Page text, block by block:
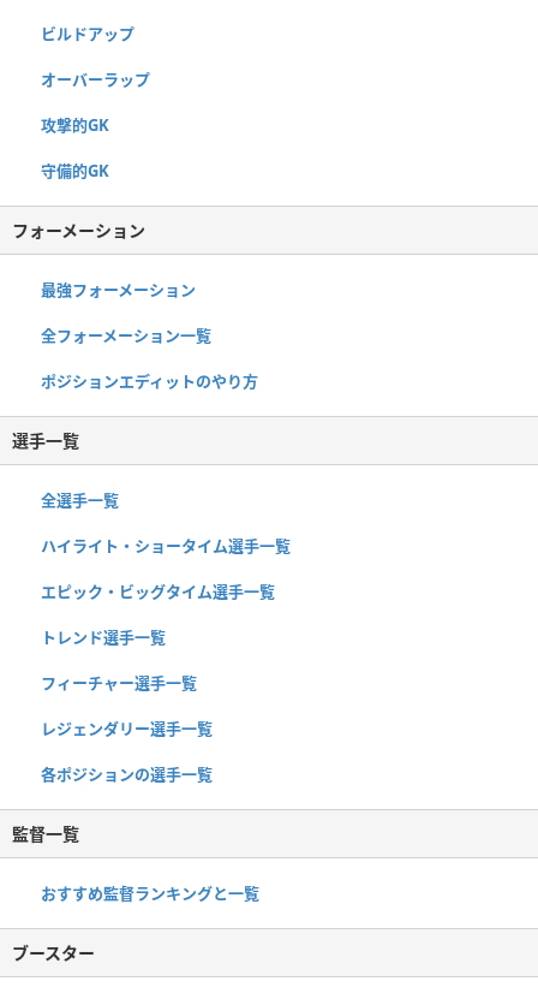
ビルドアップ
オーバーラップ
攻撃的GK
守備的GK
フォーメーション
最強フォーメーション
全フォーメーション一覧
ポジションエディットのやり方
選手一覧
全選手一覧
ハイライト・ショータイム選手一覧
エピック・ビッグタイム選手一覧
トレンド選手一覧
フィーチャー選手一覧
レジェンダリー選手一覧
各ポジションの選手一覧
監督一覧
おすすめ監督ランキングと一覧
ブースター